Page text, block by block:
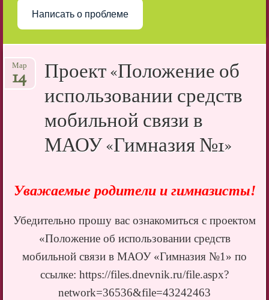
Написать о проблеме
Проект «Положение об
использовании средств
мобильной связи в
МАОУ «Гимназия №1»
Мар
14
Уважаемые родители и гимназисты!
Убедительно прошу вас ознакомиться с проектом
«Положение об использовании средств
мобильной связи в МАОУ «Гимназия №1» по
ссылке: https://files.dnevnik.ru/file.aspx?
network=36536&file=43242463